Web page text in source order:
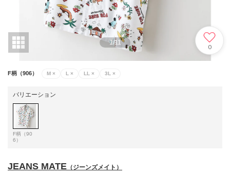
1/11
0
F柄（906） M × L × LL × 3L ×
バリエーション
F柄（90
6）
JEANS MATE （ジーンズメイト）